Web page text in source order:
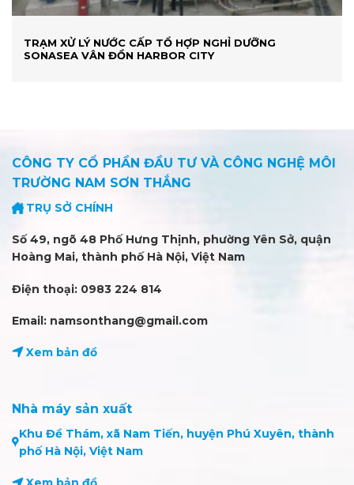
TRẠM XỬ LÝ NƯỚC CẤP TỔ HỢP NGHỈ DƯỠNG
SONASEA VÂN ĐỒN HARBOR CITY
CÔNG TY CỔ PHẦN ĐẦU TƯ VÀ CÔNG NGHỆ MÔI
TRƯỜNG NAM SƠN THẮNG
TRỤ SỞ CHÍNH
Số 49, ngõ 48 Phố Hưng Thịnh, phường Yên Sở, quận
Hoàng Mai, thành phố Hà Nội, Việt Nam
Điện thoại: 0983 224 814
Email: namsonthang@gmail.com
Xem bản đồ
Nhà máy sản xuất
Khu Đề Thám, xã Nam Tiến, huyện Phú Xuyên, thành
phố Hà Nội, Việt Nam